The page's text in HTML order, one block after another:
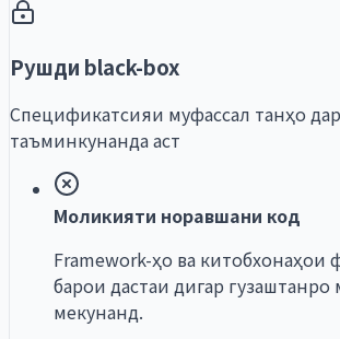
Рушди black-box
Спецификатсияи муфассал танҳо
таъминкунанда аст
Моликияти норавшани код
Framework-ҳо ва
барои дастаи дигар
мекунанд.